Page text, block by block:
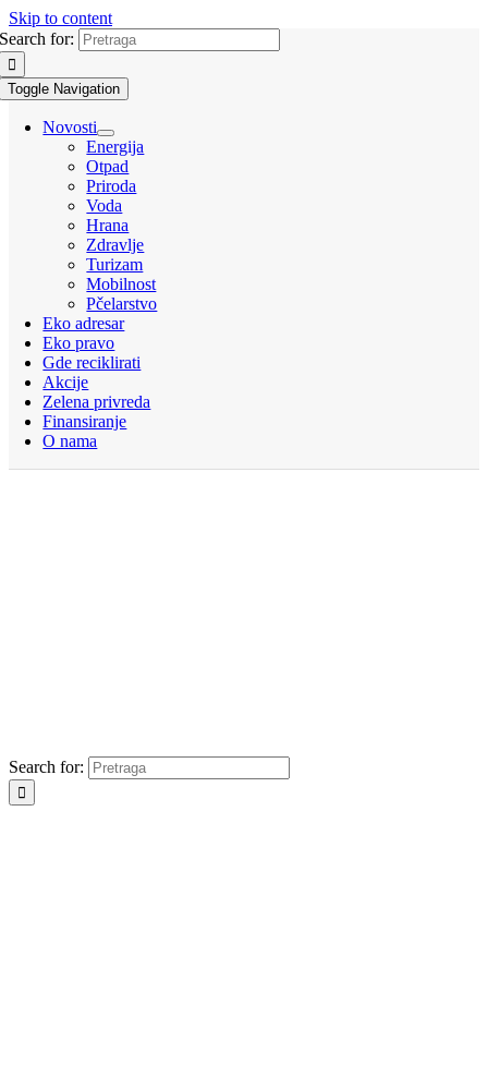
Skip to content
Search for:
Toggle Navigation
Novosti
Energija
Otpad
Priroda
Voda
Hrana
Zdravlje
Turizam
Mobilnost
Pčelarstvo
Eko adresar
Eko pravo
Gde reciklirati
Akcije
Zelena privreda
Finansiranje
O nama
Search for: